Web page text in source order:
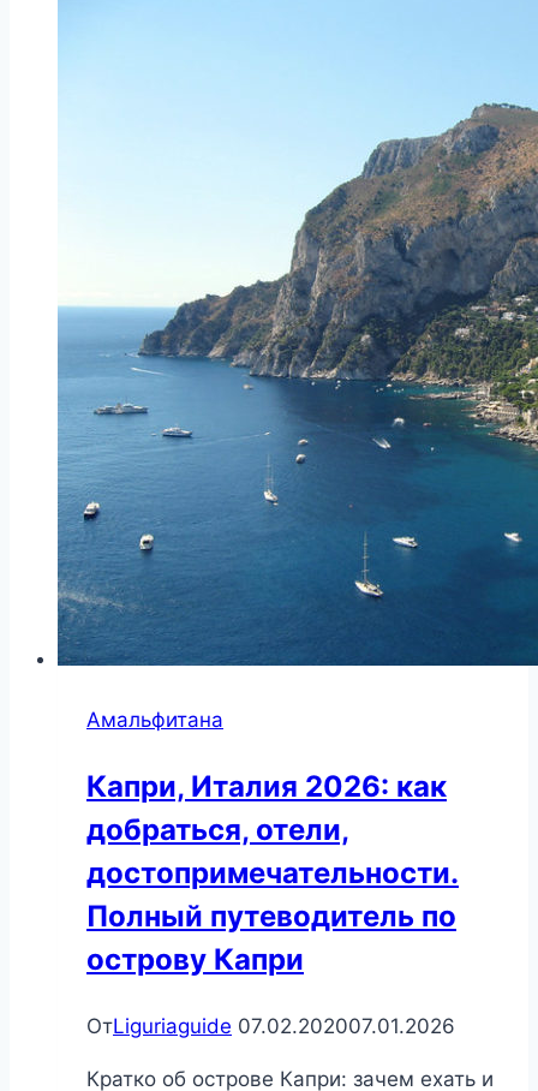
Амальфитана
Капри, Италия 2026: как
добраться, отели,
достопримечательности.
Полный путеводитель по
острову Капри
ОтLiguriaguide 07.02.202007.01.2026
Кратко об острове Капри: зачем ехать и